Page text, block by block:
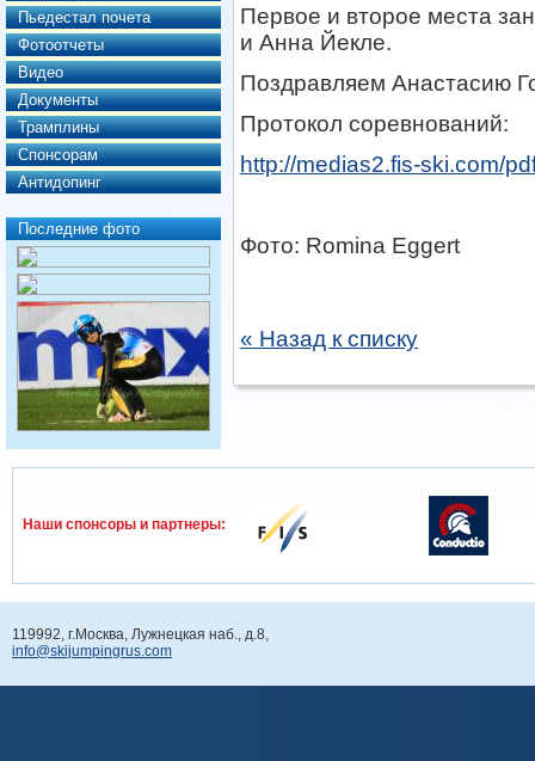
Пьедестал почета
Фотоотчеты
Видео
Документы
Трамплины
Спонсорам
Антидопинг
Последние фото
Первое и второе места
и Анна Йекле.
Поздравляем Анастасию
Протокол соревнований:
http://medias2.fis-ski.com/
Фото: Romina Eggert
« Назад к списку
Наши спонcоры и партнеры:
119992, г.Москва, Лужнецкая наб., д.8,
info@skijumpingrus.com